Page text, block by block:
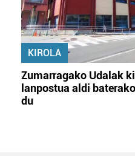
KIROLA
Zumarragako Udalak
lanpostua aldi
du